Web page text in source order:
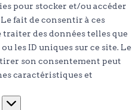
pour stocker et/ou accéder
fait de consentir à ces
des données telles que
les ID uniques sur ce site. Le
son consentement peut
caractéristiques et